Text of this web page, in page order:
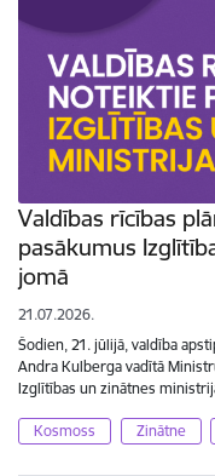
Valdības rīcības
pasākumus
jomā
21.07.2026.
Šodien, 21. jūlijā, valdība
Andra Kulberga vadītā
Izglītības un zinātnes
Kosmoss Zinātne